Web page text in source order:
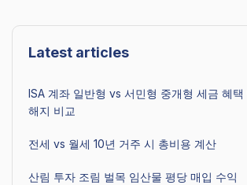
Latest articles
ISA 계좌 일반형 vs 서민형 중개형 세금 혜택
해지 비교
전세 vs 월세 10년 거주 시 총비용 계산
산림 투자 조림 벌목 임산물 평당 매입 수익